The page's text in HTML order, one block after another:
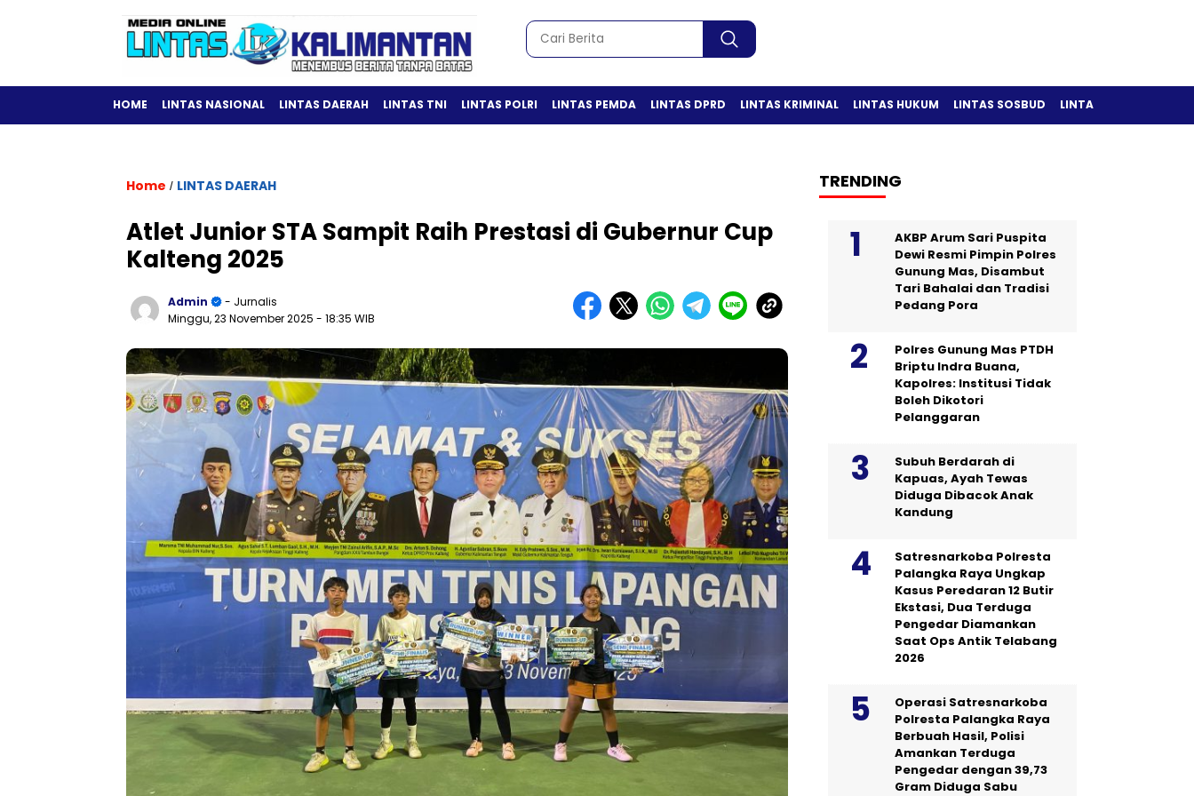
HOME LINTAS NASIONAL LINTAS DAERAH LINTAS TNI LINTAS POLRI LINTAS PEMDA LINTAS DPRD LINTAS KRIMINAL LINTAS HUKUM LINTAS SOSBUD LINTAS OLAH RAGA
Home / LINTAS DAERAH
Atlet Junior STA Sampit Raih Prestasi di Gubernur Cup
Kalteng 2025
Admin
- Jurnalis
Minggu, 23 November 2025 - 18:35 WIB
TRENDING
AKBP Arum Sari Puspita
Dewi Resmi Pimpin Polres
Gunung Mas, Disambut
Tari Bahalai dan Tradisi
Pedang Pora
Polres Gunung Mas PTDH
Briptu Indra Buana,
Kapolres: Institusi Tidak
Boleh Dikotori
Pelanggaran
Subuh Berdarah di
Kapuas, Ayah Tewas
Diduga Dibacok Anak
Kandung
Satresnarkoba Polresta
Palangka Raya Ungkap
Kasus Peredaran 12 Butir
Ekstasi, Dua Terduga
Pengedar Diamankan
Saat Ops Antik Telabang
2026
Operasi Satresnarkoba
Polresta Palangka Raya
Berbuah Hasil, Polisi
Amankan Terduga
Pengedar dengan 39,73
Gram Diduga Sabu